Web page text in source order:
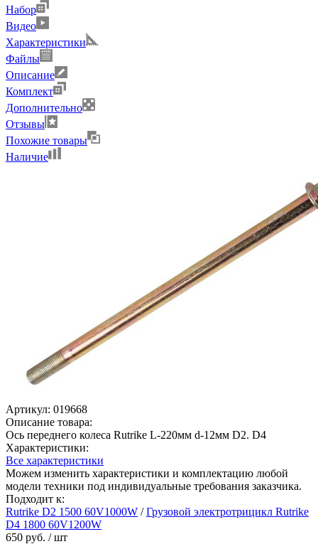
Набор
Видео
Характеристики
Файлы
Описание
Комплект
Дополнительно
Отзывы
Похожие товары
Наличие
Артикул: 019668
Описание товара:
Ось переднего колеса Rutrike L-220мм d-12мм D2. D4
Характеристики:
Все характеристики
Можем изменить характеристики и комплектацию любой
модели техники под индивидуальные требования заказчика.
Подходит к:
Rutrike D2 1500 60V1000W /Грузовой электротрицикл Rutrike
D4 1800 60V1200W
650 руб. / шт